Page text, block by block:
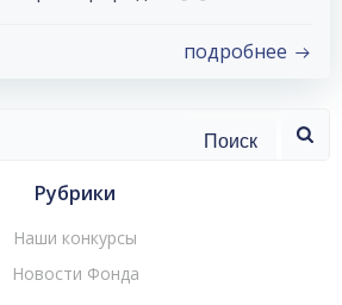
подробнее
Рубрики
Наши конкурсы
Новости Фонда